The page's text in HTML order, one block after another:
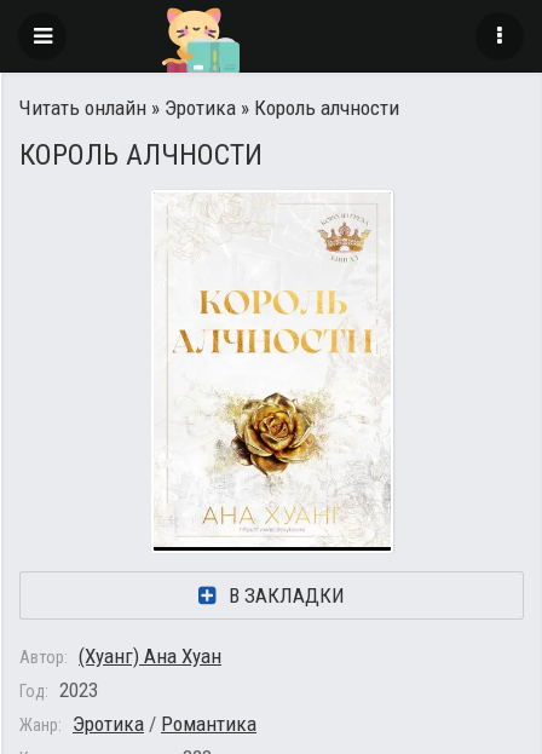
Читать онлайн » Эротика » Король алчности
КОРОЛЬ АЛЧНОСТИ
В ЗАКЛАДКИ
Автор: (Хуанг) Ана Хуан
Год: 2023
Жанр: Эротика / Романтика